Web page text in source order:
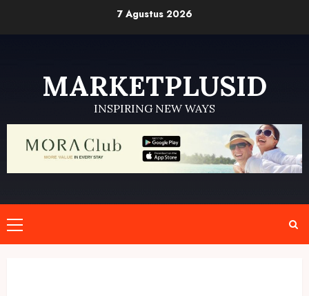
7 Agustus 2026
MARKETPLUSID
INSPIRING NEW WAYS
Primary
Menu